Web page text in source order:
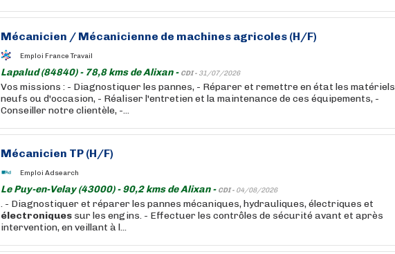
Mécanicien / Mécanicienne de machines agricoles (H/F)
Emploi France Travail
Lapalud (84840) - 78,8 kms de Alixan - CDI - 31/07/2026
Vos missions : - Diagnostiquer les pannes, - Réparer et remettre en état les matériels
neufs ou d'occasion, - Réaliser l'entretien et la maintenance de ces équipements, -
Conseiller notre clientèle, -...
Mécanicien TP (H/F)
Emploi Adsearch
Le Puy-en-Velay (43000) - 90,2 kms de Alixan - CDI - 04/08/2026
. - Diagnostiquer et réparer les pannes mécaniques, hydrauliques, électriques et
électroniques sur les engins. - Effectuer les contrôles de sécurité avant et après
intervention, en veillant à l...